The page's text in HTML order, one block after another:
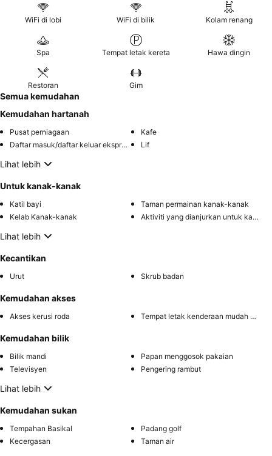
WiFi di lobi WiFi di bilik Kolam renang
Spa Tempat letak kereta Hawa dingin
Restoran Gim
Semua kemudahan
Kemudahan hartanah
Pusat perniagaan
Kafe
Daftar masuk/daftar keluar ekspres
Lif
Lihat lebih
Untuk kanak-kanak
Katil bayi
Taman permainan kanak-kanak
Kelab Kanak-kanak
Aktiviti yang dianjurkan untuk kanak-kanak
Lihat lebih
Kecantikan
Urut Skrub badan
Kemudahan akses
Akses kerusi roda Tempat letak kenderaan mudah diakses
Kemudahan bilik
Bilik mandi
Papan menggosok pakaian
Televisyen
Pengering rambut
Lihat lebih
Kemudahan sukan
Tempahan Basikal
Padang golf
Kecergasan
Taman air